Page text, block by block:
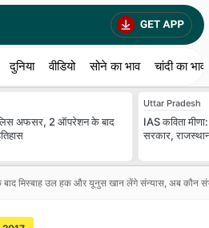
दुनिया वीडियो सोने का भाव चांदी का भाव
अफसर, 2 ऑपरेशन के बाद
Uttar Pradesh
IAS कविता
सरकार, राजस्थान
बाद मिस्‍बाह उल हक और यूनुस खान लेंगे संन्‍यास, अब कौन